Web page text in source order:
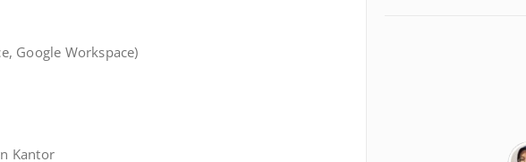
Google Workspace)
Kantor